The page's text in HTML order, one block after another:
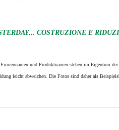
COSTRUZIONE E
und Produktnamen stehen im Eigentum
leicht abweichen. Die Fotos sind daher als